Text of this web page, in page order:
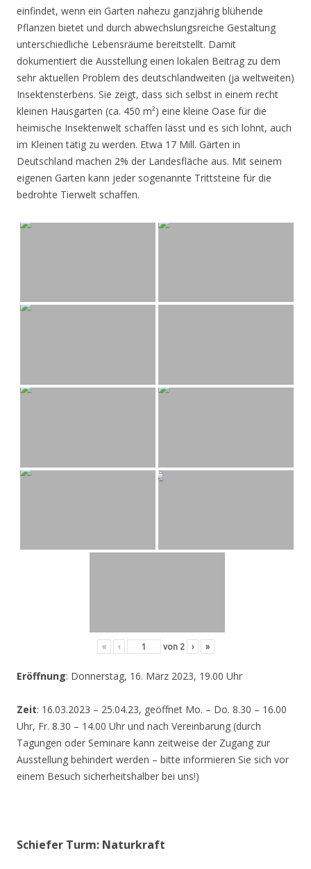
einfindet, wenn ein Garten nahezu ganzjährig blühende
Pflanzen bietet und durch abwechslungsreiche Gestaltung
unterschiedliche Lebensräume bereitstellt. Damit
dokumentiert die Ausstellung einen lokalen Beitrag zu dem
sehr aktuellen Problem des deutschlandweiten (ja weltweiten)
Insektensterbens. Sie zeigt, dass sich selbst in einem recht
kleinen Hausgarten (ca. 450 m²) eine kleine Oase für die
heimische Insektenwelt schaffen lässt und es sich lohnt, auch
im Kleinen tätig zu werden. Etwa 17 Mill. Gärten in
Deutschland machen 2% der Landesfläche aus. Mit seinem
eigenen Garten kann jeder sogenannte Trittsteine für die
bedrohte Tierwelt schaffen.
« ‹ von 2 › »
Eröffnung: Donnerstag, 16. März 2023, 19.00 Uhr
Zeit: 16.03.2023 – 25.04.23, geöffnet Mo. – Do. 8.30 – 16.00
Uhr, Fr. 8.30 – 14.00 Uhr und nach Vereinbarung (durch
Tagungen oder Seminare kann zeitweise der Zugang zur
Ausstellung behindert werden – bitte informieren Sie sich vor
einem Besuch sicherheitshalber bei uns!)
Schiefer Turm: Naturkraft